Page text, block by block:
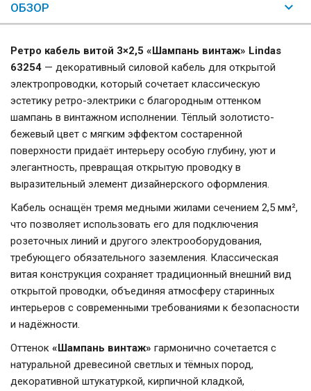
ОБЗОР
Ретро кабель витой 3×2,5 «Шампань винтаж» Lindas
63254 — декоративный силовой кабель для открытой
электропроводки, который сочетает классическую
эстетику ретро-электрики с благородным оттенком
шампань в винтажном исполнении. Тёплый золотисто-
бежевый цвет с мягким эффектом состаренной
поверхности придаёт интерьеру особую глубину, уют и
элегантность, превращая открытую проводку в
выразительный элемент дизайнерского оформления.
Кабель оснащён тремя медными жилами сечением 2,5 мм²,
что позволяет использовать его для подключения
розеточных линий и другого электрооборудования,
требующего обязательного заземления. Классическая
витая конструкция сохраняет традиционный внешний вид
открытой проводки, объединяя атмосферу старинных
интерьеров с современными требованиями к безопасности
и надёжности.
Оттенок «Шампань винтаж» гармонично сочетается с
натуральной древесиной светлых и тёмных пород,
декоративной штукатуркой, кирпичной кладкой,